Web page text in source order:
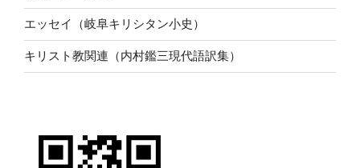
エッセイ（岐阜キリシタン小史）
キリスト教関連（内村鑑三現代語訳集）